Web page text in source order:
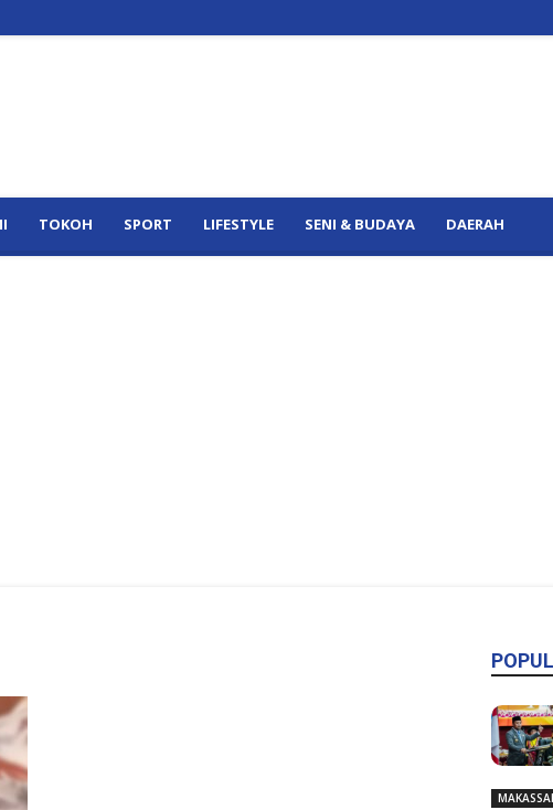
TOKOH SPORT LIFESTYLE SENI & BUDAYA DAERAH